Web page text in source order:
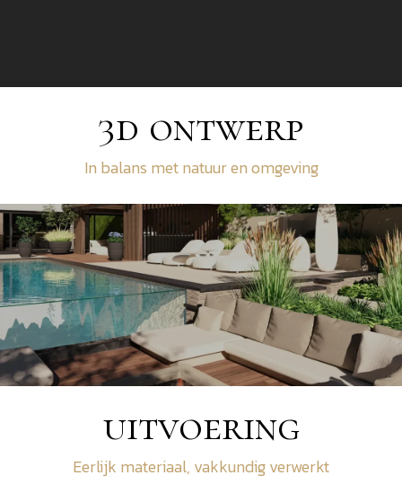
3d ontwerp
In balans met natuur en omgeving
uitvoering
Eerlijk materiaal, vakkundig verwerkt